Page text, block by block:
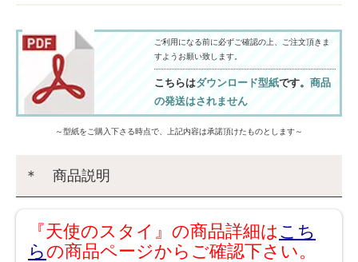
ご利用になる前に必ずご確認の上、ご注文頂きま
すようお願い致します。
こちらはダウンロード型紙です。 商品
の発送はされません
～型紙をご購入下さる時点で、上記内容は承諾頂けたものとします～
＊ 商品説明
『天使のスタイ』の商品詳細は こち
らの商品ページからご確認下さい。